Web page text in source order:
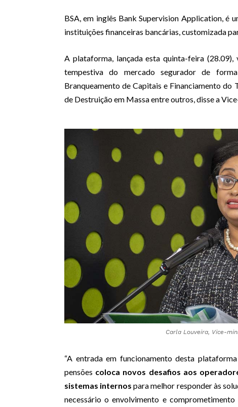
BSA, em inglês Bank Supervision Application, é
instituições financeiras bancárias, customizada
A plataforma, lançada esta quinta-feira
tempestiva do mercado segurador de
Branqueamento de Capitais e Financiamento
de Destruição em Massa entre outros, disse a
Carla Louveira, Vice-
“A entrada em funcionamento desta
pensões coloca novos desafios aos
sistemas internospara melhor responder às
necessário o envolvimento e